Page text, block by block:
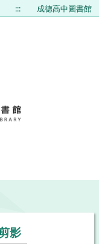
::: 成德高中圖書館
影